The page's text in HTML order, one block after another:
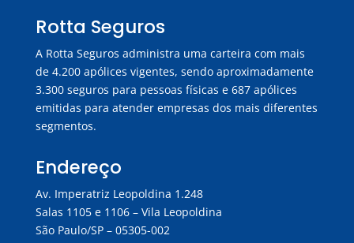
Rotta Seguros
A Rotta Seguros administra uma carteira com mais
de 4.200 apólices vigentes, sendo aproximadamente
3.300 seguros para pessoas físicas e 687 apólices
emitidas para atender empresas dos mais diferentes
segmentos.
Endereço
Av. Imperatriz Leopoldina 1.248
Salas 1105 e 1106 – Vila Leopoldina
São Paulo/SP – 05305-002